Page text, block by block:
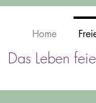
Home
Das Leben